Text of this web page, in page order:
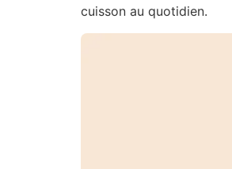
cuisson au quotidien.